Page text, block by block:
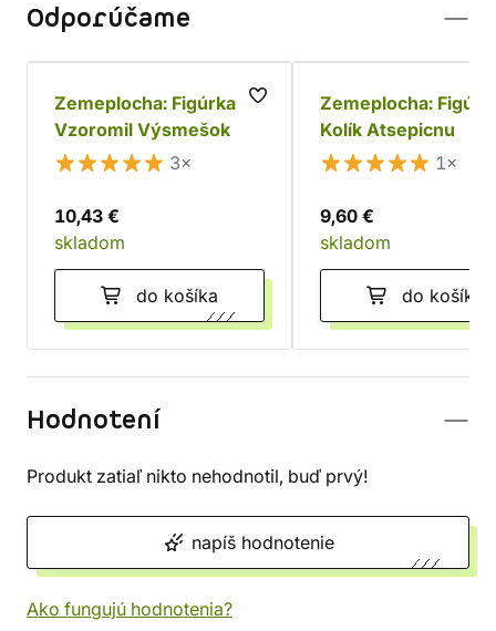
Odporúčame
Zemeplocha: Figúrka
Vzoromil Výsmešok
3×
10,43 €
skladom
do košíka
Zemeplocha:
Kolík Atsepicnu
1×
9,60 €
skladom
do košíka
Hodnotení
Produkt zatiaľ nikto nehodnotil, buď prvý!
napíš hodnotenie
Ako fungujú hodnotenia?